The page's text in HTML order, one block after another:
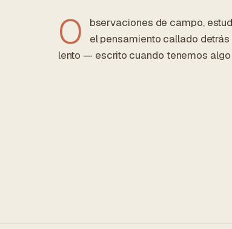
O
bservaciones de campo,
el pensamiento callado
lento — escrito cuando tenemos algo